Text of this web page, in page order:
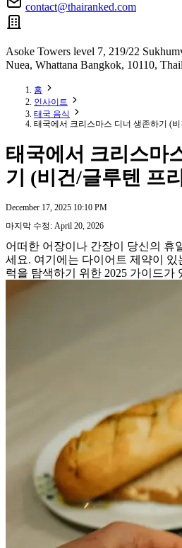
contact@thairanked.com
Asoke Towers level 7, 219/22
Nuea, Whattana Bangkok, 10110,
홈
인사이트
태국 음식
태국에서 크리스마스 디너 생존하기 (
태국에서 크리스마
기 (비건/글루텐 프
December 17, 2025 10:10 PM
마지막 수정: April 20, 2026
어떠한 어장이나 간장이 당신의 휴
세요. 여기에는 다이어트 제약이 있
럭을 탐색하기 위한 2025 가이드가